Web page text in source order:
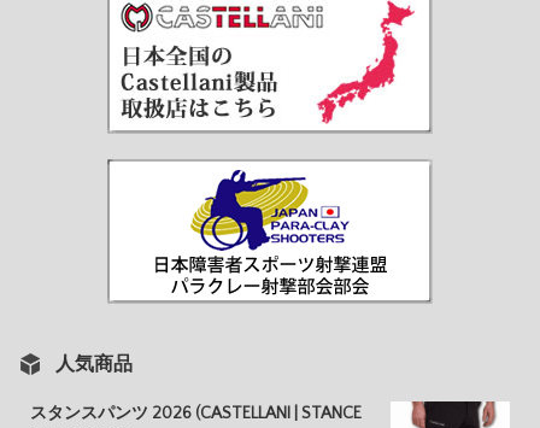
人気商品
スタンスパンツ 2026 (CASTELLANI | STANCE